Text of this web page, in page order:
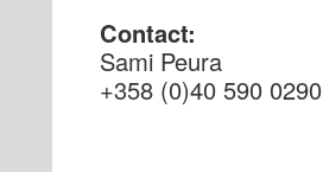
Contact:
Sami Peura
+358 (0)40 590 0290